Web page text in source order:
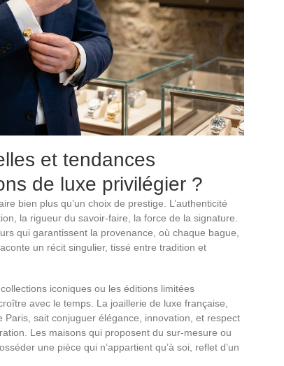
et tendances
de luxe privilégier ?
bien plus qu’un choix de prestige. L’authenticité
la rigueur du savoir-faire, la force de la signature.
qui garantissent la provenance, où chaque bague,
un récit singulier, tissé entre tradition et
iconiques ou les éditions limitées
avec le temps. La joaillerie de luxe française,
Paris, sait conjuguer élégance, innovation, et respect
Les maisons qui proposent du sur-mesure ou
une pièce qui n’appartient qu’à soi, reflet d’un